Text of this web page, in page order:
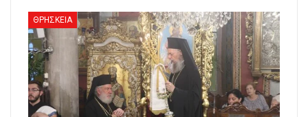
ΘΡΗΣΚΕΙΑ